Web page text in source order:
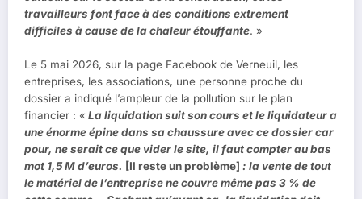
travailleurs font face à des conditions extrement
difficiles à cause de la chaleur étouffante. »
Le 5 mai 2026, sur la page Facebook de Verneuil, les
entreprises, les associations, une personne proche du
dossier a indiqué l’ampleur de la pollution sur le plan
financier : « La liquidation suit son cours et le liquidateur a
une énorme épine dans sa chaussure avec ce dossier car
pour, ne serait ce que vider le site, il faut compter au bas
mot 1,5 M d’euros. [Il reste un problème] : la vente de tout
le matériel de l’entreprise ne couvre même pas 3 % de